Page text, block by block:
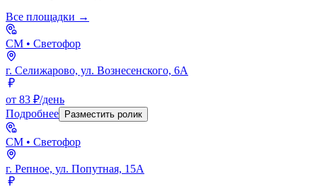
Все площадки →
СМ • Светофор
г. Селижарово, ул. Вознесенского, 6А
от 83 ₽/день
Подробнее
Разместить ролик
СМ • Светофор
г. Репное, ул. Попутная, 15А